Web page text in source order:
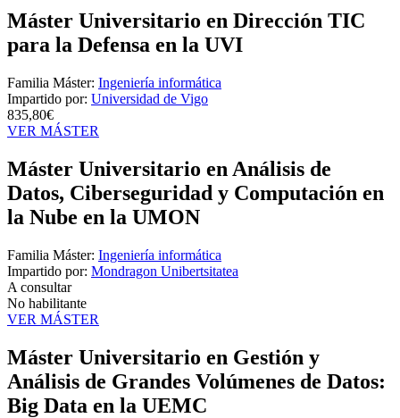
Máster Universitario en Dirección TIC
para la Defensa en la UVI
Familia Máster: Ingeniería informática
Impartido por: Universidad de Vigo
835,80€
VER MÁSTER
Máster Universitario en Análisis de
Datos, Ciberseguridad y Computación en
la Nube en la UMON
Familia Máster: Ingeniería informática
Impartido por: Mondragon Unibertsitatea
A consultar
No habilitante
VER MÁSTER
Máster Universitario en Gestión y
Análisis de Grandes Volúmenes de Datos:
Big Data en la UEMC